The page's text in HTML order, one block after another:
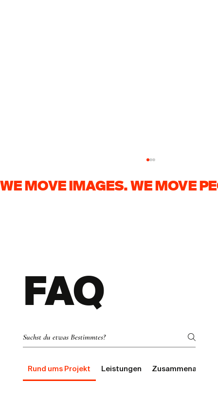
euch sieht, über Kauf oder
Weiterscollen entscheidet
FAQ
Rund ums Projekt Leistungen Zusammenarbeit
WE MOVE IMAGES. WE MOVE